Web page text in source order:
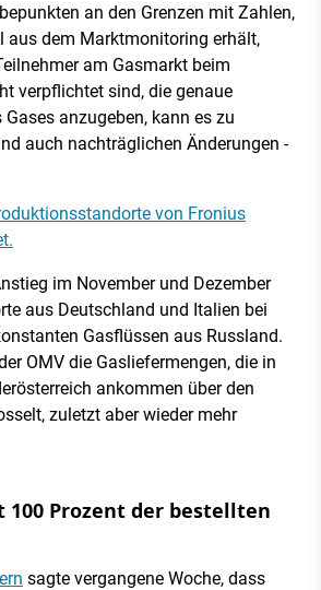
an den Grenzen mit Zahlen,
aus dem Marktmonitoring erhält,
am Gasmarkt beim
verpflichtet sind, die genaue
anzugeben, kann es zu
auch nachträglichen Änderungen -
von Fronius
im November und Dezember
aus Deutschland und Italien bei
Gasflüssen aus Russland.
OMV die Gasliefermengen, die in
ankommen über den
zuletzt aber wieder mehr
100 Prozent der bestellten
sagte vergangene Woche, dass